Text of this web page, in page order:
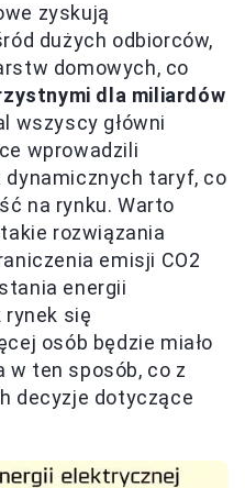
zyskują
dużych odbiorców,
domowych, co
dla miliardów
wszyscy główni
wprowadzili
taryf, co
na rynku. Warto
rozwiązania
emisji CO2
energii
rynek się
osób będzie miało
w ten sposób, co z
decyzje dotyczące